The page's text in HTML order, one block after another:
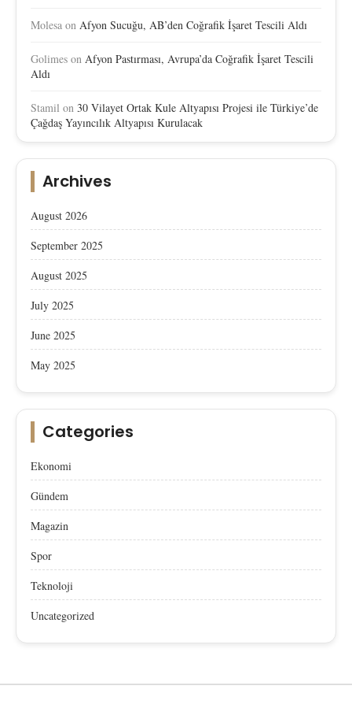
Molesa on Afyon Sucuğu, AB’den Coğrafik İşaret Tescili Aldı
Golimes on Afyon Pastırması, Avrupa’da Coğrafik İşaret Tescili
Aldı
Stamil on 30 Vilayet Ortak Kule Altyapısı Projesi ile Türkiye’de
Çağdaş Yayıncılık Altyapısı Kurulacak
Archives
August 2026
September 2025
August 2025
July 2025
June 2025
May 2025
Categories
Ekonomi
Gündem
Magazin
Spor
Teknoloji
Uncategorized